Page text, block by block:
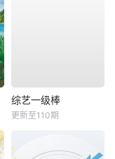
综艺一级棒
更新至110期